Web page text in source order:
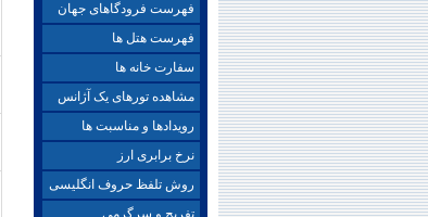
فهرست فرودگاهای جهان
فهرست هتل ها
سفارت خانه ها
مشاهده تورهای یک آژانس
رویدادها و مناسبت ها
نرخ برابری ارز
روش تلفظ حروف انگلیسی
تفریح و سرگرمی